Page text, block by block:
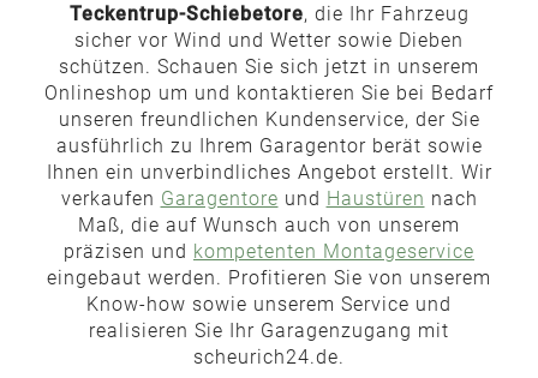
Teckentrup-Schiebetore, die Ihr Fahrzeug
sicher vor Wind und Wetter sowie Dieben
schützen. Schauen Sie sich jetzt in unserem
Onlineshop um und kontaktieren Sie bei Bedarf
unseren freundlichen Kundenservice, der Sie
ausführlich zu Ihrem Garagentor berät sowie
Ihnen ein unverbindliches Angebot erstellt. Wir
verkaufen Garagentore und Haustüren nach
Maß, die auf Wunsch auch von unserem
präzisen und kompetenten Montageservice
eingebaut werden. Profitieren Sie von unserem
Know-how sowie unserem Service und
realisieren Sie Ihr Garagenzugang mit
scheurich24.de.